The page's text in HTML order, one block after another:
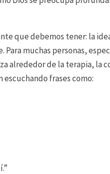
que debemos tener: la
Para muchas personas,
alrededor de la terapia, la
escuchando frases como: